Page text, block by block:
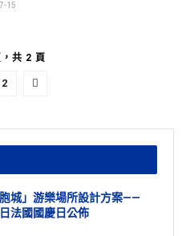
15
共 2 頁
2
城」游樂場所設計方案——
法國國慶日公佈